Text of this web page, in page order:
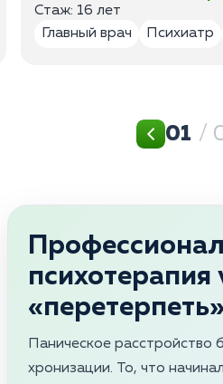
Стаж: 16 лет
Главный врач
Психиатр
01 /
«перетерпеть»
Паническое расстройство
хронизации. То, что